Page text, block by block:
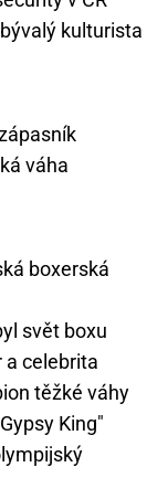
kulturista
váha
boxerská
svět boxu
a celebrita
těžké váhy
King"